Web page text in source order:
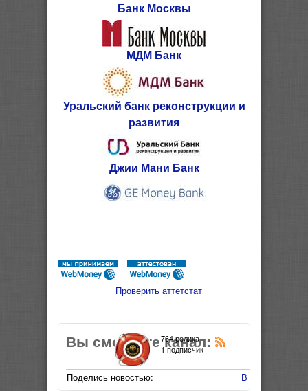
Банк Москвы
МДМ Банк
Уральский банк реконструкции и
развития
Джии Мани Банк
Проверить аттетстат
Вы смотрите канал:
Поделись новостью: В Мой Мир
764 ролика
1 подписчик